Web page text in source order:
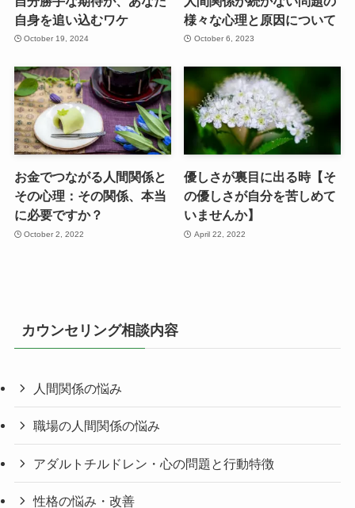
自身を追い込むワケ
October 19, 2024
様々な心理と原因について
October 6, 2023
お金でつながる人間関係と
その心理：その関係、本当
に必要ですか？
October 2, 2022
優しさが裏目に出る時【そ
の優しさが自分を苦しめて
いませんか】
April 22, 2022
カウンセリング相談内容
人間関係の悩み
職場の人間関係の悩み
アダルトチルドレン・心の問題と行動特徴
性格の悩み・改善